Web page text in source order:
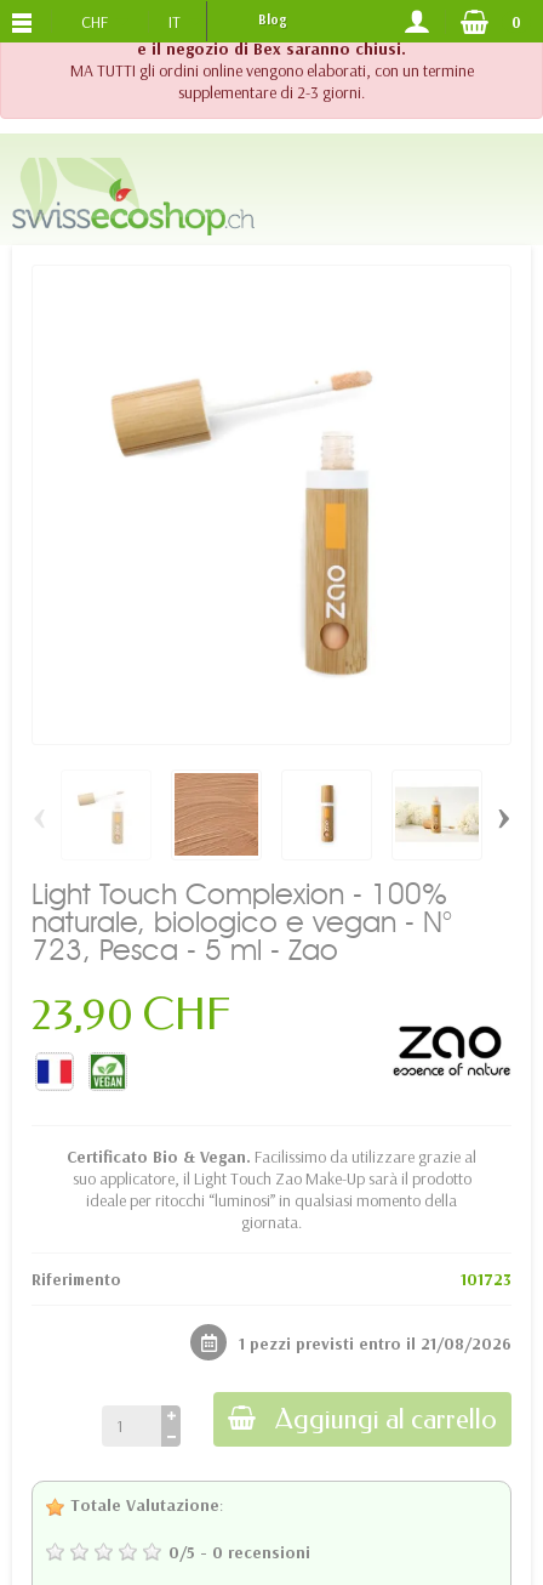
!! Importante !! Fino al 20 agosto 2026, l'assistenza telefonica
e il negozio di Bex saranno chiusi.
MA TUTTI gli ordini online vengono elaborati, con un termine
supplementare di 2-3 giorni.
SPEDIZIONE GRATUITADA 120.-
CHF IT Blog 0
‹ ›
Light Touch Complexion - 100%
naturale, biologico e vegan - N°
723, Pesca - 5 ml - Zao
23,90 CHF
Certificato Bio & Vegan. Facilissimo da utilizzare grazie al
suo applicatore, il Light Touch Zao Make-Up sarà il prodotto
ideale per ritocchi “luminosi” in qualsiasi momento della
giornata.
Riferimento 101723
1 pezzi previsti entro il 21/08/2026
Aggiungi al carrello
Totale Valutazione:
0/5 - 0 recensioni